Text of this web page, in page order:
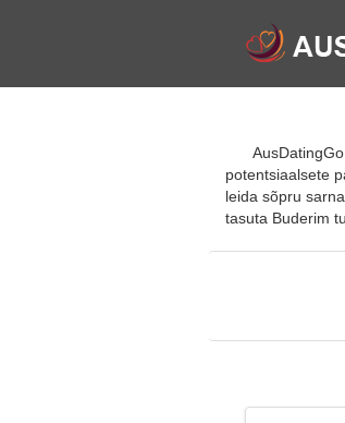
potentsiaalsete
leida sõpru
tasuta Buderim